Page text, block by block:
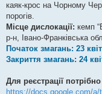
каяк-крос на Чорному
порогів.
Місце дислокації: кемп
р-н, Івано-Франківська
Початок змагань: 23
Закриття змагань: 24
Для реєстрації
https://docs.google.com/